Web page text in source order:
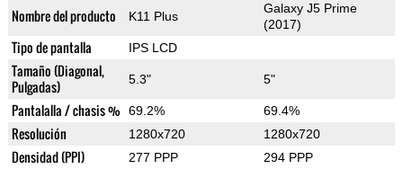
Nombre del producto K11 Plus
Galaxy J5 Prime
(2017)
Tipo de pantalla IPS LCD
Tamaño (Diagonal,
Pulgadas)
5.3" 5"
Pantalalla / chasis % 69.2% 69.4%
Resolución 1280x720 1280x720
Densidad (PPI) 277 PPP 294 PPP